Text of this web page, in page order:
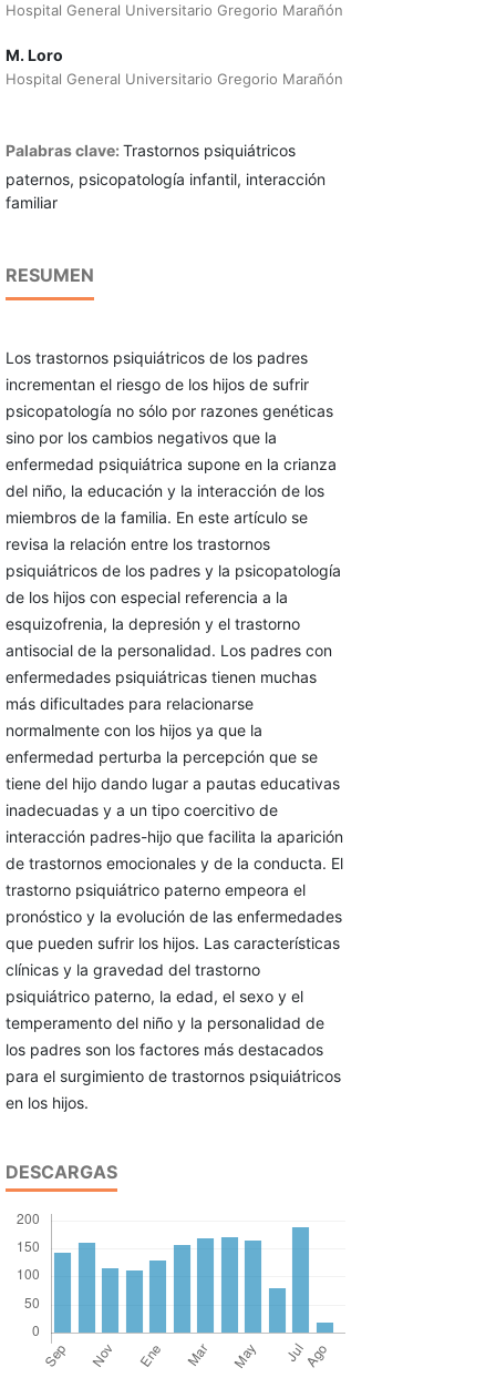
Hospital General Universitario Gregorio Marañón
M. Loro
Hospital General Universitario Gregorio Marañón
Palabras clave: Trastornos psiquiátricos
paternos, psicopatología infantil, interacción
familiar
RESUMEN
Los trastornos psiquiátricos de los padres
incrementan el riesgo de los hijos de sufrir
psicopatología no sólo por razones genéticas
sino por los cambios negativos que la
enfermedad psiquiátrica supone en la crianza
del niño, la educación y la interacción de los
miembros de la familia. En este artículo se
revisa la relación entre los trastornos
psiquiátricos de los padres y la psicopatología
de los hijos con especial referencia a la
esquizofrenia, la depresión y el trastorno
antisocial de la personalidad. Los padres con
enfermedades psiquiátricas tienen muchas
más dificultades para relacionarse
normalmente con los hijos ya que la
enfermedad perturba la percepción que se
tiene del hijo dando lugar a pautas educativas
inadecuadas y a un tipo coercitivo de
interacción padres-hijo que facilita la aparición
de trastornos emocionales y de la conducta. El
trastorno psiquiátrico paterno empeora el
pronóstico y la evolución de las enfermedades
que pueden sufrir los hijos. Las características
clínicas y la gravedad del trastorno
psiquiátrico paterno, la edad, el sexo y el
temperamento del niño y la personalidad de
los padres son los factores más destacados
para el surgimiento de trastornos psiquiátricos
en los hijos.
DESCARGAS